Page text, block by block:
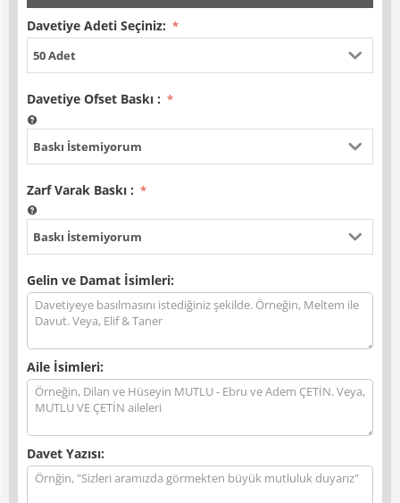
Davetiye Adeti Seçiniz:
50 Adet
Davetiye Ofset Baskı :
Baskı İstemiyorum
Zarf Varak Baskı :
Baskı İstemiyorum
Gelin ve Damat İsimleri:
Aile İsimleri:
Davet Yazısı: